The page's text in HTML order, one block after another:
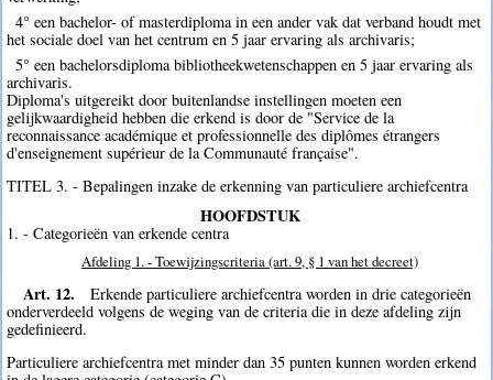
4° een bachelor- of masterdiploma in een ander vak dat verband houdt met
het sociale doel van het centrum en 5 jaar ervaring als archivaris;
5° een bachelorsdiploma bibliotheekwetenschappen en 5 jaar ervaring als
archivaris.
Diploma's uitgereikt door buitenlandse instellingen moeten een
gelijkwaardigheid hebben die erkend is door de "Service de la
reconnaissance académique et professionnelle des diplômes étrangers
d'enseignement supérieur de la Communauté française".
TITEL 3. - Bepalingen inzake de erkenning van particuliere archiefcentra
HOOFDSTUK
1. - Categorieën van erkende centra
Afdeling 1. - Toewijzingscriteria (art. 9, § 1 van het decreet)
Art. 12.
Erkende particuliere archiefcentra worden in drie categorieën
onderverdeeld volgens de weging van de criteria die in deze afdeling zijn
gedefinieerd.
Particuliere archiefcentra met minder dan 35 punten kunnen worden erkend